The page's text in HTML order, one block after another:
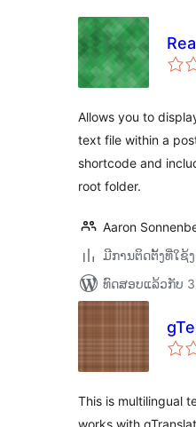
Allows you to
text file within a
shortcode and
root folder.
Aaron
ມີການຕິດຕັ້ງທີ່ໃຊ້
ທົດສອບແລ້ວກັບ
This is multilingual
works with